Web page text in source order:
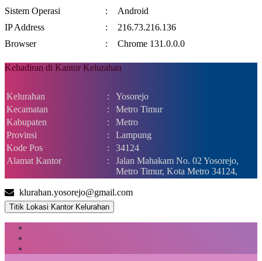
Sistem Operasi
:
Android
IP Address
:
216.73.216.136
Browser
: Chrome 131.0.0.0
Kehadiran di Kantor Kelurahan
Kelurahan :
Yosorejo
Kecamatan
:
Metro Timur
Kabupaten
:
Metro
Provinsi
:
Lampung
Kode Pos
:
34124
Alamat Kantor
:
Jalan Mahakam No. 02 Yosorejo,
Metro Timur, Kota Metro 34124,
klurahan.yosorejo@gmail.com
Titik Lokasi Kantor Kelurahan